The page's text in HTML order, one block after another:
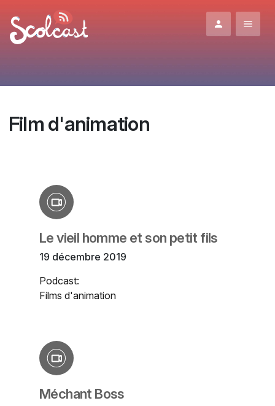
Film d'animation
Le vieil homme et son petit fils
19 décembre 2019
Podcast:
Films d'animation
Méchant Boss